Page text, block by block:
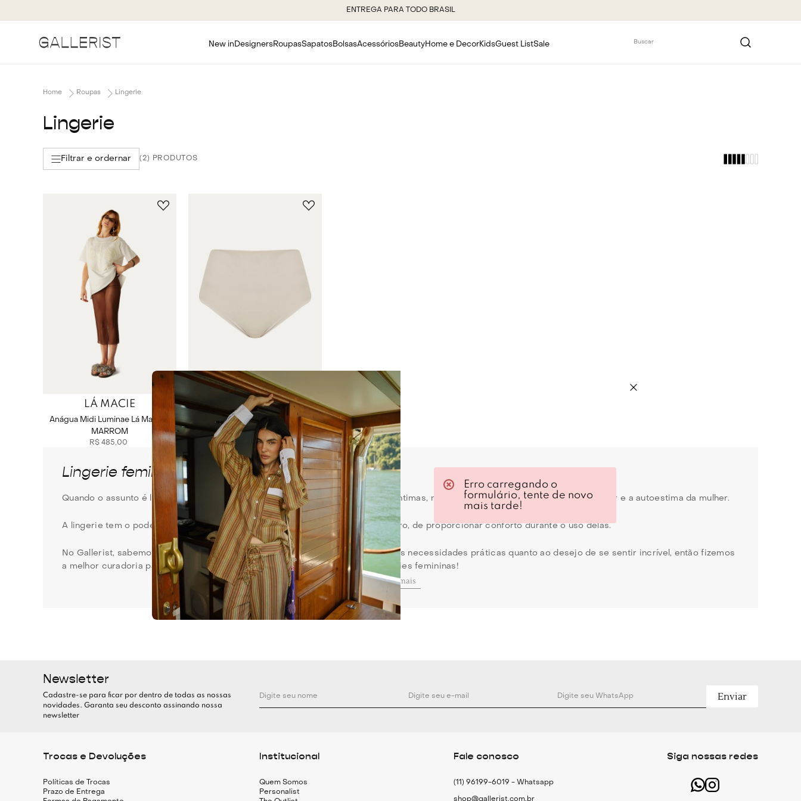
ENTREGA PARA TODO BRASIL
New in DesignersRoupasSapatosBolsasAcessóriosBeautyHome e DecorKidsGuest ListSale
Buscar
Roupas Lingerie
Lingerie
Filtrar e ordernar 2
LÁ MACIE
Anágua Midi Luminae Lá Macie -
MARROM
R$ 485,00
FRAMED
Hot Pant Belin Framed - Branco
267,00
Lingerie feminina: sutiã, hot pants e top feminino
Quando o assunto é lingerie feminina, não estamos falando apenas de roupas íntimas, mas de peças essenciais para o bem-estar e a autoestima da mulher.
A lingerie tem o poder de transformar, de dar aquele toque de confiança e, claro, de proporcionar conforto durante o uso delas.
No Gallerist, sabemos como é importante escolher peças que atendam tanto às necessidades práticas quanto ao desejo de se sentir incrível, então fizemos
a melhor curadoria para atender seu pedido. Conheça nossa coleção de lingeries femininas!
Top feminino: peça essencial da lingerie
tem ganhado cada vez mais espaço no guarda-roupa das mulheres. Afinal, é uma alternativa prática e estilosa ao sutiã tradicional,
dessa peça é que ela pode ser usada de forma discreta sob roupas mais soltas ou até mesmo como um destaque, quando escolhida para ser vista.
Para quem busca um visual mais moderno e descomplicado, o top é a escolha perfeita. Além disso, a peça é ideal para quem precisa de mais liberdade de
movimento. O conforto e a elegância estão garantidos!
Essa peça é um verdadeiro aliado no guarda-roupade qualquer mulher que queira unir o melhor dos dois mundos: conforto e sensualidade. As hot pants são
Ver mais
Newsletter
Cadastre-se para ficar por dentro de todas as nossas
novidades. Garanta seu desconto assinando nossa
newsletter
Enviar
Trocas e Devoluções
Políticas de Trocas
Prazo de Entrega
Institucional
Quem Somos
Personalist
Fale conosco
(11) 96199-6019 - Whatsapp
shop@gallerist.com.br
Siga nossas redes
Erro carregando o
formulário, tente de novo
mais tarde!